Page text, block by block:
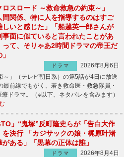
ロスロード ～救命救急の約束～」
間関係、特に人を指導するのはすご
しいと感じた」「船越英一郎さんが
事面に似ていると言われたことがあ
って、そりゃあ2時間ドラマの帝王だ
ドラマ
2026年8月6日
」（テレビ朝日系）の第5話が4日に放送
前線でもがく、若き救命医・救急隊員・
ドラマ。（※以下、ネタバレを含みます）
」“鬼塚”反町隆史らが「告白大作
を決行 「カジサックの娘・梶原叶渚
がある」「黒幕の正体は誰」
ドラマ
2026年8月4日